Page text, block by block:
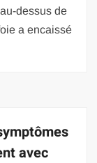
dessus de
a encaissé
avec